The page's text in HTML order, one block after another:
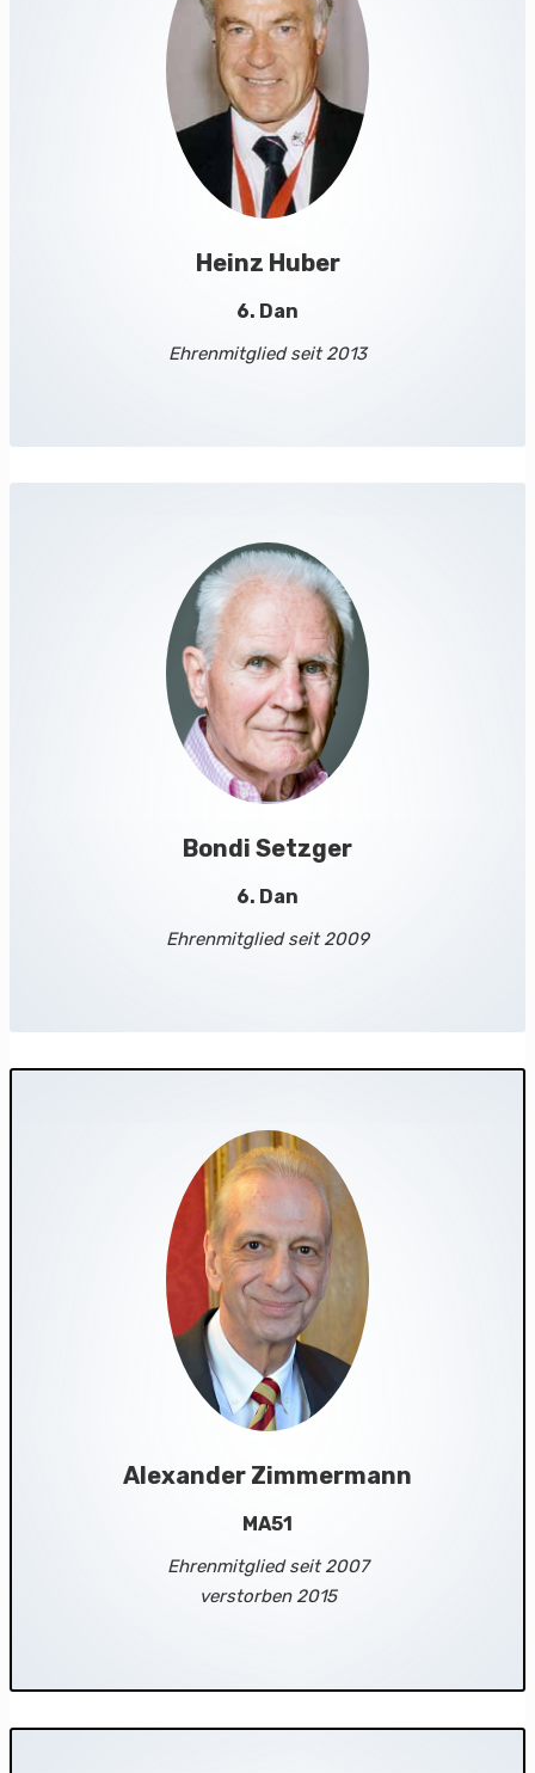
Heinz Huber
6. Dan
Ehrenmitglied seit 2013
Bondi Setzger
6. Dan
Ehrenmitglied seit 2009
Alexander Zimmermann
MA51
Ehrenmitglied seit 2007
verstorben 2015